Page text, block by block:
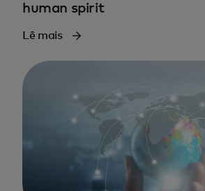
human spirit
Lê mais